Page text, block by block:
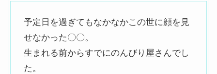
予定日を過ぎてもなかなかこの世に顔を見
せなかった〇〇。
生まれる前からすでにのんびり屋さんでし
た。